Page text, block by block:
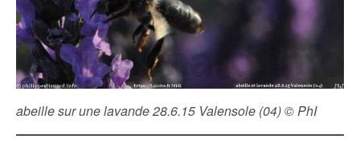
abeille sur une lavande 28.6.15 Valensole (04) © PhI